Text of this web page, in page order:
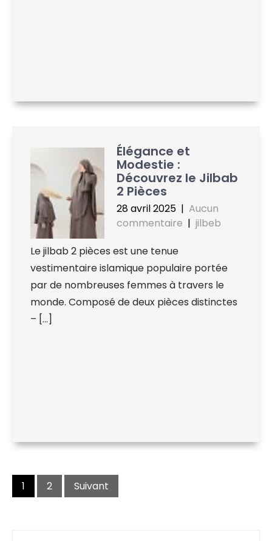
Élégance et
Modestie :
Découvrez le Jilbab
2 Pièces
28 avril 2025 | Aucun
commentaire | jilbeb
Le jilbab 2 pièces est une tenue
vestimentaire islamique populaire portée
par de nombreuses femmes à travers le
monde. Composé de deux pièces distinctes
– […]
Navigation
des
articles
1 2 Suivant